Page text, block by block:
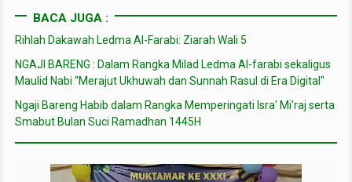
BACA JUGA :
Rihlah Dakawah Ledma Al-Farabi: Ziarah Wali 5
NGAJI BARENG : Dalam Rangka Milad Ledma Al-farabi sekaligus
Maulid Nabi “Merajut Ukhuwah dan Sunnah Rasul di Era Digital"
Ngaji Bareng Habib dalam Rangka Memperingati Isra' Mi'raj serta
Smabut Bulan Suci Ramadhan 1445H